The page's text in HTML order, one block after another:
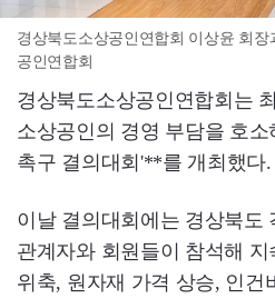
경상북도소상공인연합회 이상윤 회
공인연합회
경상북도소상공인연합회는
소상공인의 경영 부담을 호
촉구 결의대회'**를 개최했다.
이날 결의대회에는 경상북도
관계자와 회원들이 참석해 지
위축, 원자재 가격 상승, 인건